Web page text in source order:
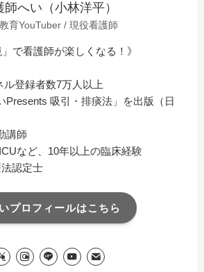
師へい（小林洋平）
育YouTuber / 現役看護師
で看護師が楽しくなる！》
ル登録者数7万人以上
Presents 吸引・排痰法」を出版（日
講師
など、10年以上の臨床経験
法認定士
プロフィールはこちら